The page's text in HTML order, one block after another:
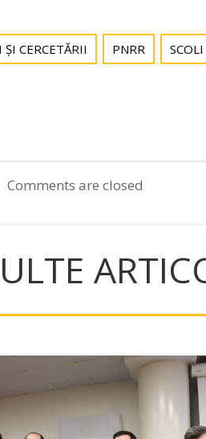
CERCETĂRII PNRR SCOLI
Comments are closed